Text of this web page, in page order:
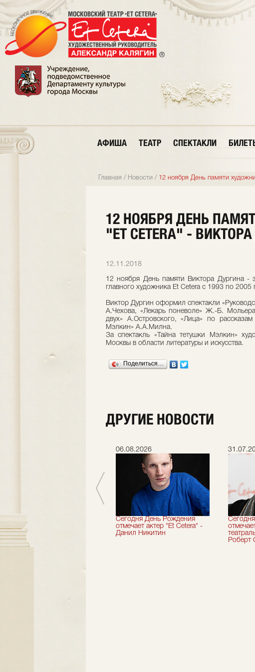
АФИША ТЕАТР СПЕКТАКЛИ
Главная / Новости / 12 ноября День памяти
12 НОЯБРЯ ДЕНЬ
"ET CETERA" -
12.11.2018
12 ноября День памяти Виктора Дургина -
главного художника Et Cetera c 1993 по 2005
Виктор Дургин оформил спектакли
А.Чехова, «Лекарь поневоле» Ж.-Б.
двух» А.Островского, «Лица» по
Мэлкин» А.А.Милна.
За спектакль «Тайна тетушки Мэлкин»
Москвы в области литературы и искусства.
Поделиться…
ДРУГИЕ НОВОСТИ
театральный сезон!
06.08.2026
Сегодня День Рождения
отмечает актер "Et Cetera" -
Данил Никитин
Роберт